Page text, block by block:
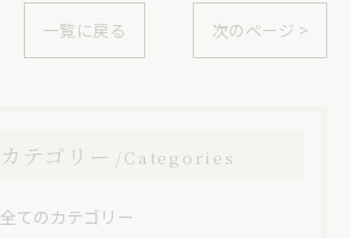
一覧に戻る 次のページ >
カテゴリー Categories
全てのカテゴリー